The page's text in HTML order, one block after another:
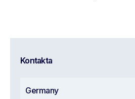
Kontakta
Germany